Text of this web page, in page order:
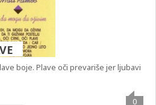
boje. Plave oči prevariše jer ljubavi
0